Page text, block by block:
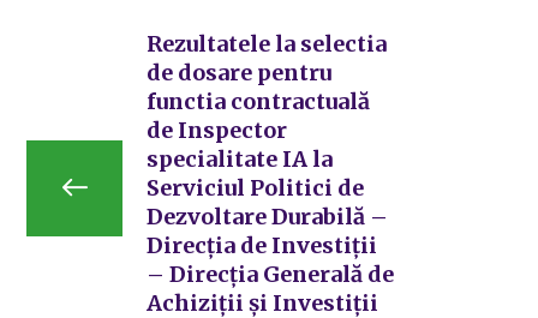
Rezultatele la selectia
de dosare pentru
functia contractuală
de Inspector
specialitate IA la
Serviciul Politici de
Dezvoltare Durabilă –
Direcția de Investiții
– Direcția Generală de
Achiziții și Investiții